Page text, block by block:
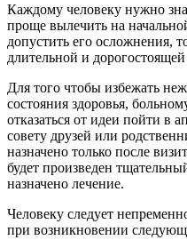
Каждому человеку нужно
проще вылечить на
допустить его осложнения,
длительной и
Для того чтобы избежать
состояния здоровья,
отказаться от идеи пойти в
совету друзей или
назначено только после
будет произведен
назначено лечение.
Человеку следует
при возникновении